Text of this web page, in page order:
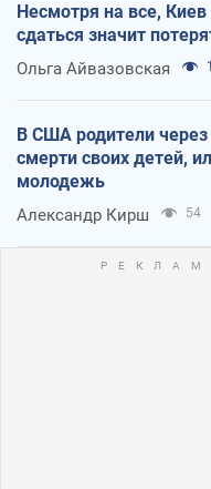
Несмотря на все,
сдаться значит
Ольга Айвазовская
В США родители
смерти своих детей,
молодежь
Александр Кирш 54